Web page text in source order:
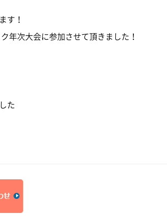
す！
年次大会に参加させて頂きました！
た